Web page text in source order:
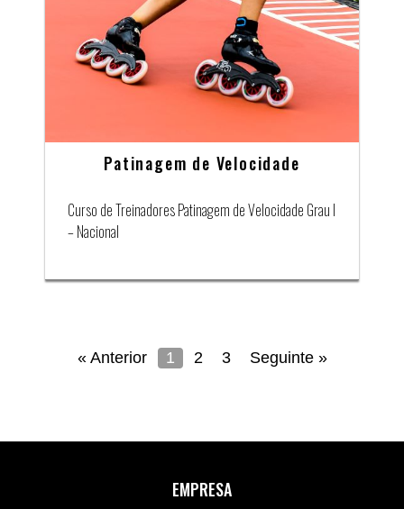
Patinagem de Velocidade
Curso de Treinadores Patinagem de Velocidade Grau I
– Nacional
« Anterior 1 2 3 Seguinte »
EMPRESA